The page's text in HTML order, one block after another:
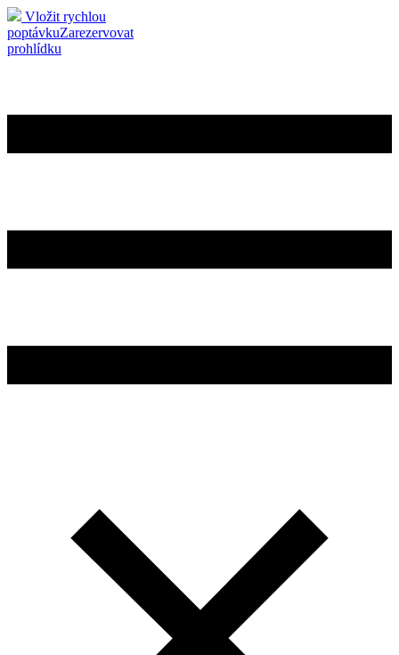
Vložit rychlou
poptávkuZarezervovat
prohlídku